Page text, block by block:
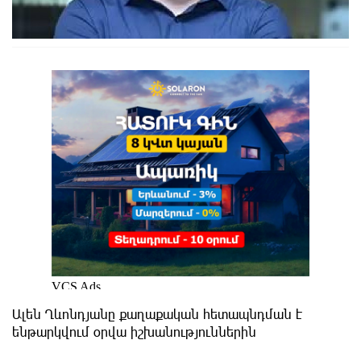
Ալեն Ղևոնդյանը քաղաքական հետապնդման է
ենթարկվում օրվա իշխանություններին